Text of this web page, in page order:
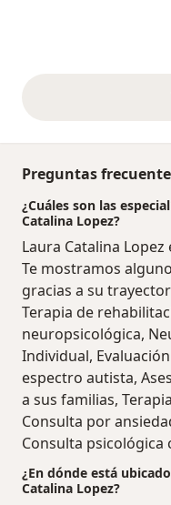
Preguntas
¿Cuáles son las
Catalina Lopez?
Laura Catalina
Te mostramos
gracias a su
Terapia de
neuropsicológica,
Individual,
espectro autista,
a sus familias,
Consulta por
Consulta psicológica
¿En dónde está
Catalina Lopez?